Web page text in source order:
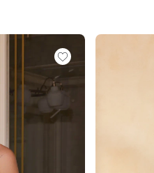
APPARIÉ
ÉVASÉ
ASYMÉTRIQUE
BOHO